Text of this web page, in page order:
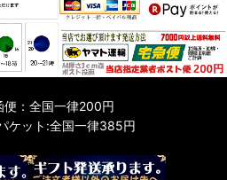
便：全国一律200円
ケット:全国一律385円